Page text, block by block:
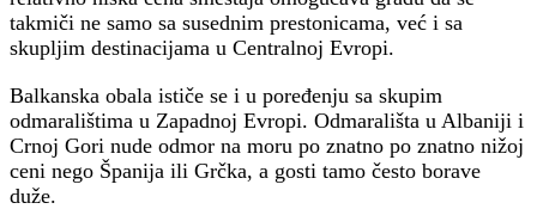
takmiči ne samo sa susednim prestonicama, već i sa
skupljim destinacijama u Centralnoj Evropi.
Balkanska obala ističe se i u poređenju sa skupim
odmaralištima u Zapadnoj Evropi. Odmarališta u Albaniji i
Crnoj Gori nude odmor na moru po znatno po znatno nižoj
ceni nego Španija ili Grčka, a gosti tamo često borave
duže.